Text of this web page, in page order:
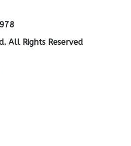
All Rights Reserved